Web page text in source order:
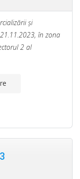
şi
în zona
2 al